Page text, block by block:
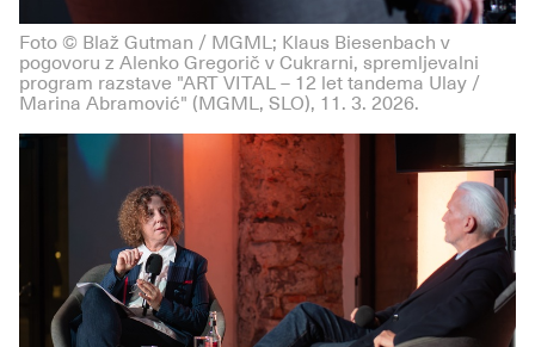
Foto © Blaž Gutman / MGML; Klaus Biesenbach v
pogovoru z Alenko Gregorič v Cukrarni, spremljevalni
program razstave "ART VITAL – 12 let tandema Ulay /
Marina Abramović" (MGML, SLO), 11. 3. 2026.